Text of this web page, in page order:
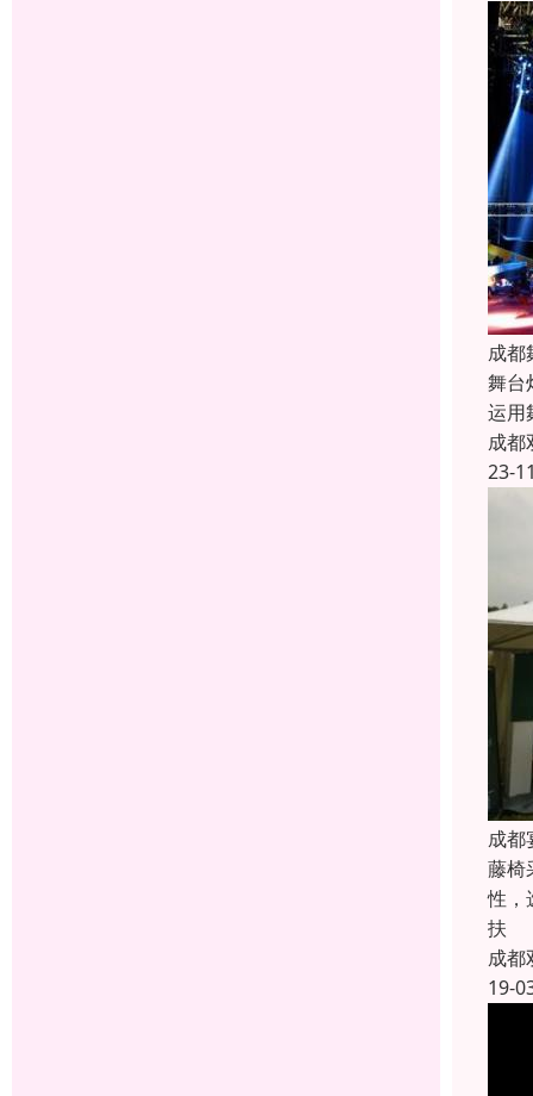
成都
舞台
运用
成都
23-
成都
藤椅
性，
扶
成都
19-